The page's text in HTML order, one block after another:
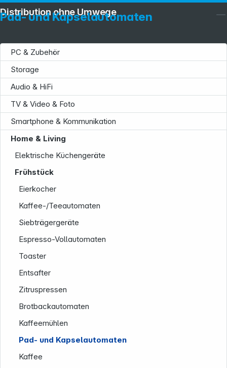
Pad- und Kapselautomaten
PC & Zubehör
Storage
Audio & HiFi
TV & Video & Foto
Smartphone & Kommunikation
Home & Living
Elektrische Küchengeräte
Frühstück
Eierkocher
Kaffee-/Teeautomaten
Siebträgergeräte
Espresso-Vollautomaten
Toaster
Entsafter
Zitruspressen
Brotbackautomaten
Kaffeemühlen
Pad- und Kapselautomaten
Kaffee
Distribution ohne Umwege